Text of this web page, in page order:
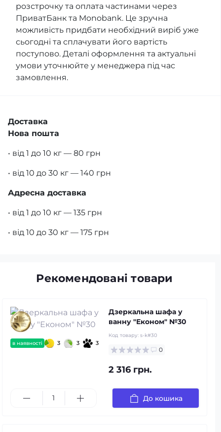
розстрочку та оплата частинами через
ПриватБанк та Monobank. Це зручна
можливість придбати необхідний виріб уже
сьогодні та сплачувати його вартість
поступово. Деталі оформлення та актуальні
умови уточнюйте у менеджера під час
замовлення.
Доставка
Нова пошта
• від 1 до 10 кг — 80 грн
• від 10 до 30 кг — 140 грн
Адресна доставка
• від 1 до 10 кг — 135 грн
• від 10 до 30 кг — 175 грн
Рекомендовані товари
в наявності 3 3 3
Дзеркальна шафа у
ванну "Економ" №30
Код товару: s-k#30
0
2 316 грн.
До кошика